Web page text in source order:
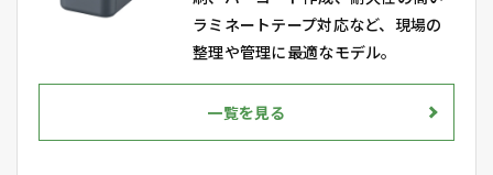
ラミネートテープ対応など、現場の
整理や管理に最適なモデル。
一覧を見る